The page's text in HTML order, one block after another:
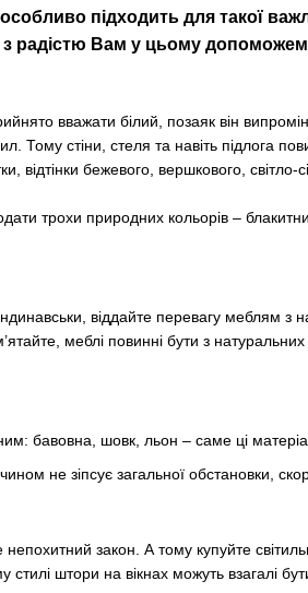
підходить для такої
з радістю Вам у цьому
вважати білий, позаяк він
Тому стіни, стеля та навіть підлога
відтінки бежевого, вершкового, світло-
трохи природних кольорів –
віддайте перевагу меблям з
меблі повинні бути з
бавовна, шовк, льон – саме ці
не зіпсує загальної обстановки,
закон. А тому купуйте
штори на вікнах можуть взагалі бути